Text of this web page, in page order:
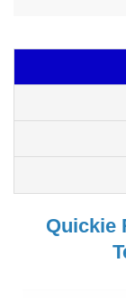
Quickie